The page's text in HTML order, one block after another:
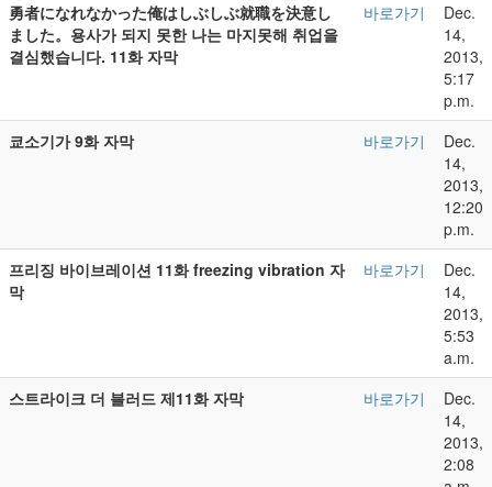
勇者になれなかった俺はしぶしぶ就職を決意し
ました。용사가 되지 못한 나는 마지못해 취업을
결심했습니다. 11화 자막
바로가기
Dec.
14,
2013,
5:17
p.m.
쿄소기가 9화 자막
바로가기
Dec.
14,
2013,
12:20
p.m.
프리징 바이브레이션 11화 freezing vibration 자
막
바로가기
Dec.
14,
2013,
5:53
a.m.
스트라이크 더 블러드 제11화 자막
바로가기
Dec.
14,
2013,
2:08